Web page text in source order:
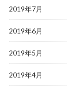
2019年7月
2019年6月
2019年5月
2019年4月